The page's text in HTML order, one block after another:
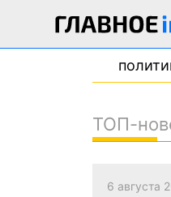
ТОП-
6 августа